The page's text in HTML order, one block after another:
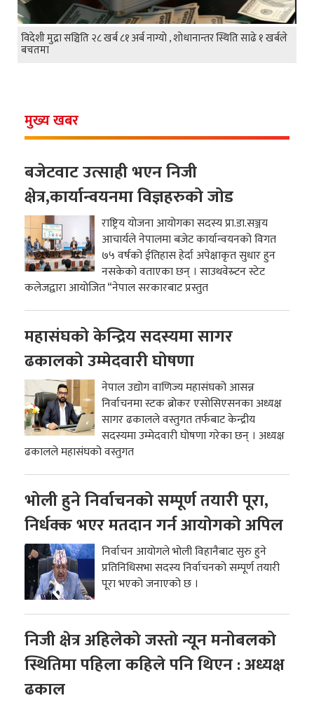
विदेशी मुद्रा सञ्चिति २८ खर्ब ८१ अर्ब नाग्यो , शोधानान्तर स्थिति साढे १ खर्बले
बचतमा
मुख्य खबर
बजेटवाट उत्साही भएन निजी
क्षेत्र,कार्यान्वयनमा विज्ञहरुको जोड
राष्ट्रिय योजना आयोगका सदस्य प्रा.डा.सञ्जय
आचार्यले नेपालमा बजेट कार्यान्वयनको विगत
७५ वर्षको ईतिहास हेर्दा अपेक्षाकृत सुधार हुन
नसकेको वताएका छन् । साउथवेस्र्टन स्टेट
कलेजद्वारा आयोजित “नेपाल सरकारबाट प्रस्तुत
महासंघको केन्द्रिय सदस्यमा सागर
ढकालको उम्मेदवारी घोषणा
नेपाल उद्योग वाणिज्य महासंघको आसन्न
निर्वाचनमा स्टक ब्रोकर एसोसिएसनका अध्यक्ष
सागर ढकालले वस्तुगत तर्फबाट केन्द्रीय
सदस्यमा उम्मेदवारी घोषणा गरेका छन् । अध्यक्ष
ढकालले महासंघको वस्तुगत
भोली हुने निर्वाचनको सम्पूर्ण तयारी पूरा,
निर्धक्क भएर मतदान गर्न आयोगको अपिल
निर्वाचन आयोगले भोली विहानैबाट सुरु हुने
प्रतिनिधिसभा सदस्य निर्वाचनको सम्पूर्ण तयारी
पूरा भएको जनाएको छ ।
निजी क्षेत्र अहिलेको जस्तो न्यून मनोबलको
स्थितिमा पहिला कहिले पनि थिएन : अध्यक्ष
ढकाल